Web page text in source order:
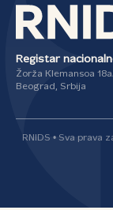
Registar
Žorža Klemansoa
Beograd, Srbija
RNIDS • Sva prava